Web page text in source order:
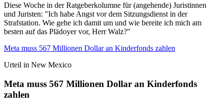
Diese Woche in der Ratgeberkolumne für (angehende) Juristinnen
und Juristen: "Ich habe Angst vor dem Sitzungsdienst in der
Strafstation. Wie gehe ich damit um und wie bereite ich mich am
besten auf das Plädoyer vor, Herr Walz?"
Meta muss 567 Millionen Dollar an Kinderfonds zahlen
Urteil in New Mexico
Meta muss 567 Millionen Dollar an Kinderfonds
zahlen